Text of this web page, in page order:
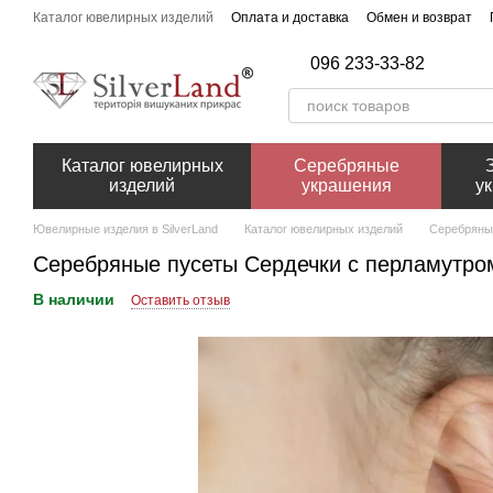
Перейти к основному контенту
Каталог ювелирных изделий Оплата и доставка Обмен и возврат
096 233-33-82
Каталог ювелирных
изделий
Серебряные
украшения
Ювелирные изделия в SilverLand Каталог ювелирных изделий
Серебряные пусеты Сердечки с
В наличии Оставить отзыв